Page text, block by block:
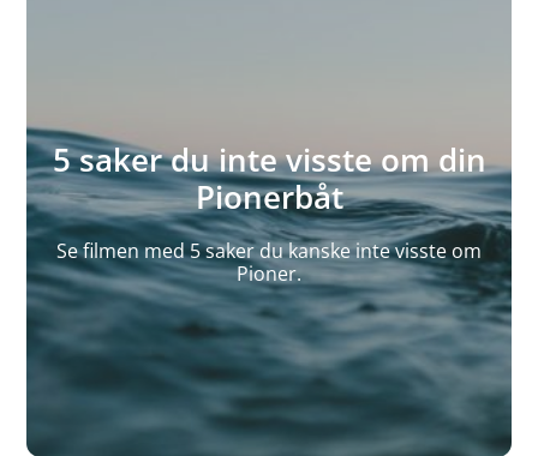
5 saker du inte visste om din
Pionerbåt
Se filmen med 5 saker du kanske inte visste om
Pioner.